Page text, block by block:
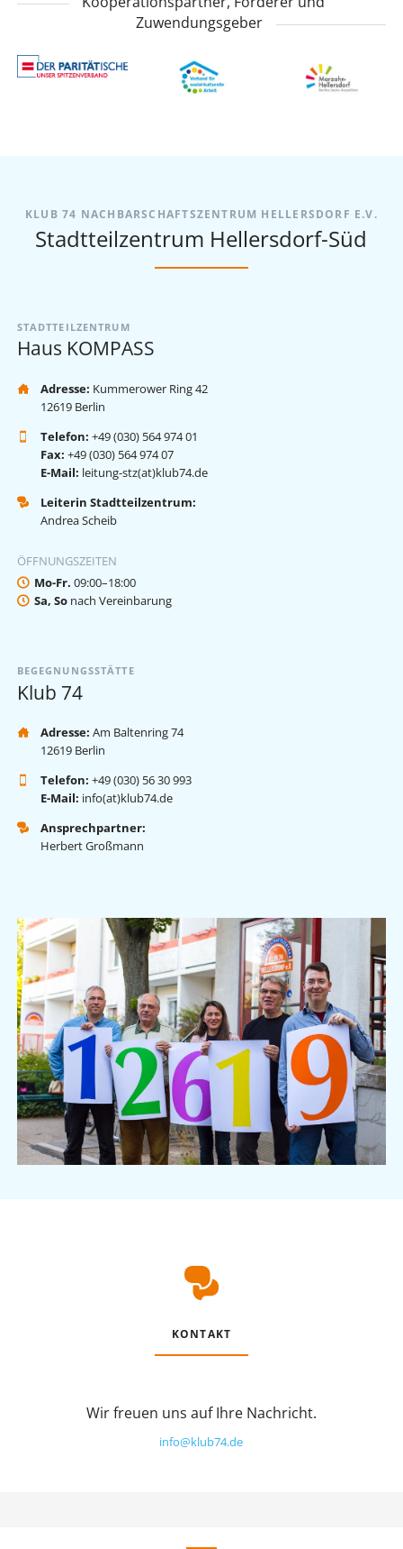
Zuwendungsgeber
KLUB 74 NACHBARSCHAFTSZENTRUM HELLERSDORF E.V.
Stadtteilzentrum Hellersdorf-Süd
STADTTEILZENTRUM
Haus KOMPASS
Adresse: Kummerower Ring 42
12619 Berlin
Telefon: +49 (030) 564 974 01
Fax: +49 (030) 564 974 07
E-Mail: leitung-stz(at)klub74.de
Leiterin Stadtteilzentrum:
Andrea Scheib
ÖFFNUNGSZEITEN
Mo-Fr. 09:00–18:00
Sa, Sonach Vereinbarung
BEGEGNUNGSSTÄTTE
Klub 74
Adresse: Am Baltenring 74
12619 Berlin
Telefon: +49 (030) 56 30 993
E-Mail: info(at)klub74.de
Ansprechpartner:
Herbert Großmann
KONTAKT
Wir freuen uns auf Ihre Nachricht.
info@klub74.de